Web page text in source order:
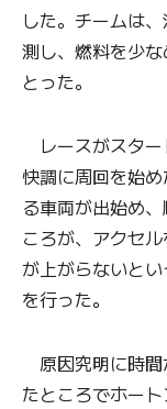
した。チームは
測し、燃料を少
とった。
レースがスター
快調に周回を始
る車両が出始め
ころが、アクセ
が上がらないと
を行った。
原因究明に時間
たところでホー